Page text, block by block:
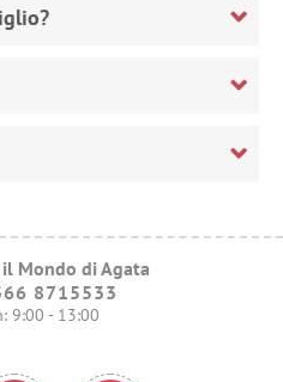
il Mondo di Agata
8715533
9:00 - 13:00